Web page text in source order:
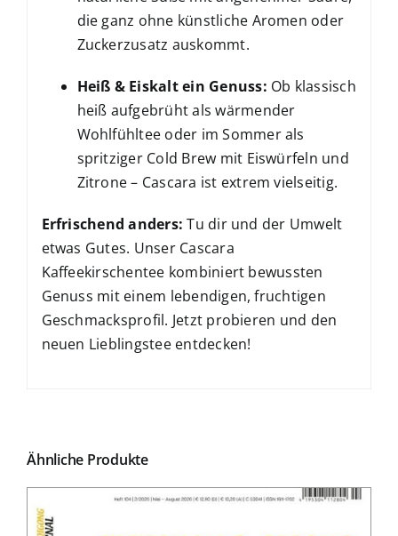
die ganz ohne künstliche Aromen oder
Zuckerzusatz auskommt.
Heiß & Eiskalt ein Genuss: Ob klassisch
heiß aufgebrüht als wärmender
Wohlfühltee oder im Sommer als
spritziger Cold Brew mit Eiswürfeln und
Zitrone – Cascara ist extrem vielseitig.
Erfrischend anders: Tu dir und der Umwelt
etwas Gutes. Unser Cascara
Kaffeekirschentee kombiniert bewussten
Genuss mit einem lebendigen, fruchtigen
Geschmacksprofil. Jetzt probieren und den
neuen Lieblingstee entdecken!
Ähnliche Produkte